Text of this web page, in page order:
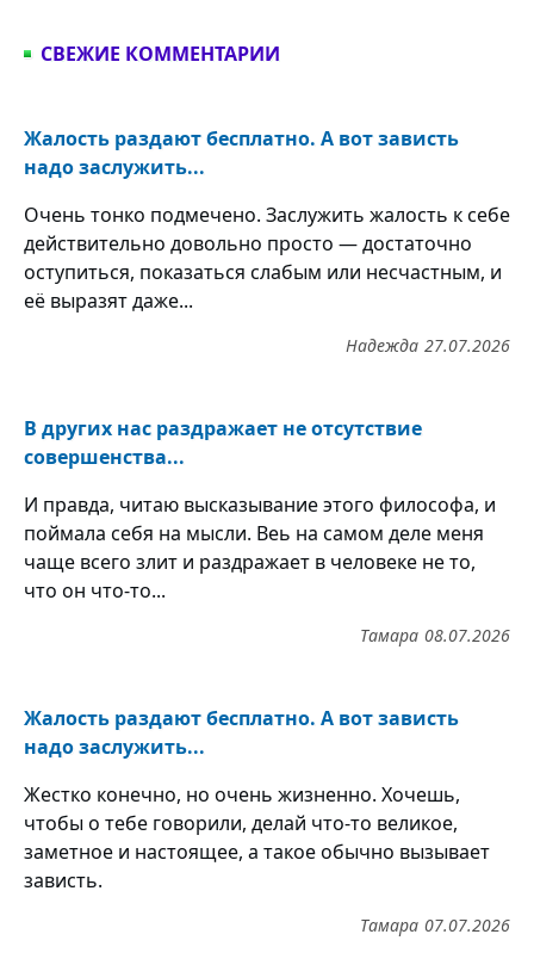
СВЕЖИЕ КОММЕНТАРИИ
Жалость раздают бесплатно. А вот зависть
надо заслужить...
Очень тонко подмечено. Заслужить жалость к себе
действительно довольно просто — достаточно
оступиться, показаться слабым или несчастным, и
её выразят даже...
27.07.2026
Надежда
В других нас раздражает не отсутствие
совершенства...
И правда, читаю высказывание этого философа, и
поймала себя на мысли. Веь на самом деле меня
чаще всего злит и раздражает в человеке не то,
что он что-то...
08.07.2026
Тамара
Жалость раздают бесплатно. А вот зависть
надо заслужить...
Жестко конечно, но очень жизненно. Хочешь,
чтобы о тебе говорили, делай что-то великое,
заметное и настоящее, а такое обычно вызывает
зависть.
07.07.2026
Тамара